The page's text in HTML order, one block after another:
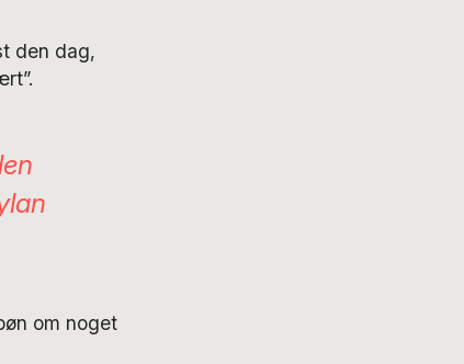
den dag,
om noget